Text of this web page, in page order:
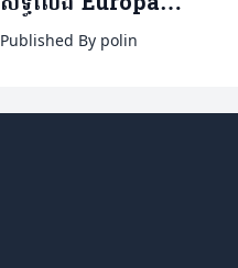
Conference League
Published By polin